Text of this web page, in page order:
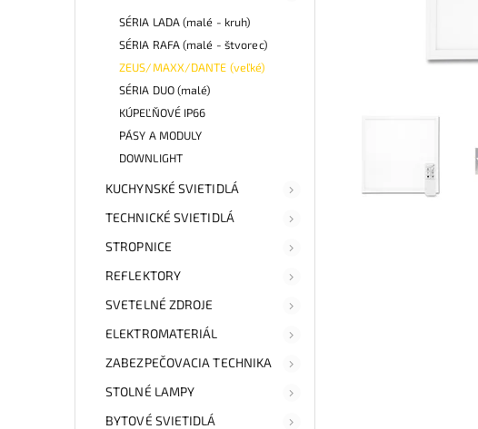
SÉRIA LADA (malé - kruh)
SÉRIA RAFA (malé - štvorec)
ZEUS/MAXX/DANTE (veľké)
SÉRIA DUO (malé)
KÚPEĽŇOVÉ IP66
PÁSY A MODULY
DOWNLIGHT
KUCHYNSKÉ SVIETIDLÁ
TECHNICKÉ SVIETIDLÁ
STROPNICE
REFLEKTORY
SVETELNÉ ZDROJE
ELEKTROMATERIÁL
ZABEZPEČOVACIA TECHNIKA
STOLNÉ LAMPY
BYTOVÉ SVIETIDLÁ